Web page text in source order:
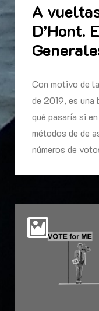
A
D’Hont.
Con motivo de
de 2019, es una
qué pasaría si
métodos de de
números de